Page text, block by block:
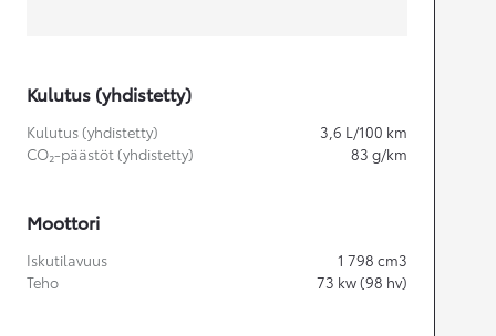
Kulutus (yhdistetty)
Kulutus (yhdistetty) 3,6 L/100 km
CO₂-päästöt (yhdistetty)
83 g/km
Moottori
Iskutilavuus 1 798 cm3
Teho
73 kw (98 hv)